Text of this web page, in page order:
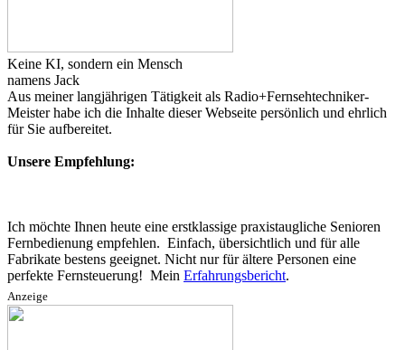
Keine KI, sondern ein Mensch
namens Jack
Aus meiner langjährigen Tätigkeit als Radio+Fernsehtechniker-
Meister habe ich die Inhalte dieser Webseite persönlich und ehrlich
für Sie aufbereitet.
Unsere Empfehlung:
Ich möchte Ihnen heute eine erstklassige praxistaugliche Senioren
Fernbedienung empfehlen. Einfach, übersichtlich und für alle
Fabrikate bestens geeignet. Nicht nur für ältere Personen eine
perfekte Fernsteuerung! Mein Erfahrungsbericht.
Anzeige